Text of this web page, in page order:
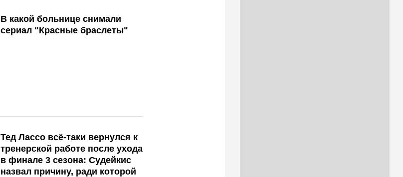
В какой больнице снимали
сериал "Красные браслеты"
Тед Лассо всё-таки вернулся к
тренерской работе после ухода
в финале 3 сезона: Судейкис
назвал причину, ради которой